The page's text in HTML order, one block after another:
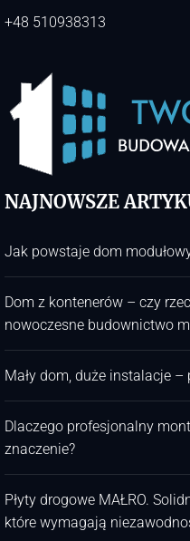
+48 510938313
NAJNOWSZE
Jak powstaje dom
Dom z kontenerów – czy
nowoczesne budownictwo
Mały dom, duże instalacje
Dlaczego profesjonalny
znaczenie?
Płyty drogowe MAŁRO.
które wymagają